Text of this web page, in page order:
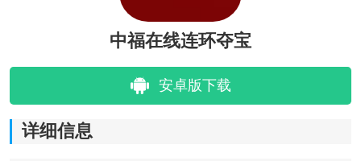
中福在线连环夺宝
安卓版下载
详细信息